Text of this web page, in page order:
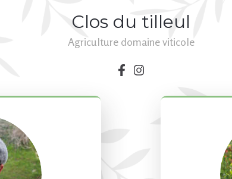
Clos du tilleul
Agriculture domaine viticole